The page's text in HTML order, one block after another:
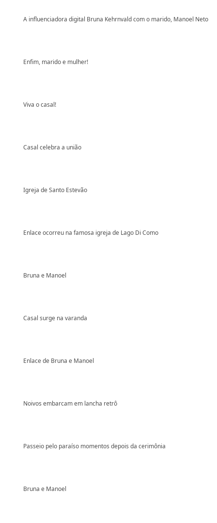
A influenciadora digital Bruna Kehrnvald com o marido, Manoel Neto
Enfim, marido e mulher!
Viva o casal!
Casal celebra a união
Igreja de Santo Estevão
Enlace ocorreu na famosa igreja de Lago Di Como
Bruna e Manoel
Casal surge na varanda
Enlace de Bruna e Manoel
Noivos embarcam em lancha retrô
Passeio pelo paraíso momentos depois da cerimônia
Bruna e Manoel